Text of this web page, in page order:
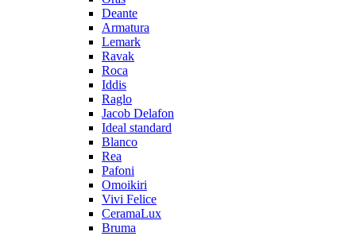
Deante
Armatura
Lemark
Ravak
Roca
Iddis
Raglo
Jacob Delafon
Ideal standard
Blanco
Rea
Pafoni
Omoikiri
Vivi Felice
CeramaLux
Bruma